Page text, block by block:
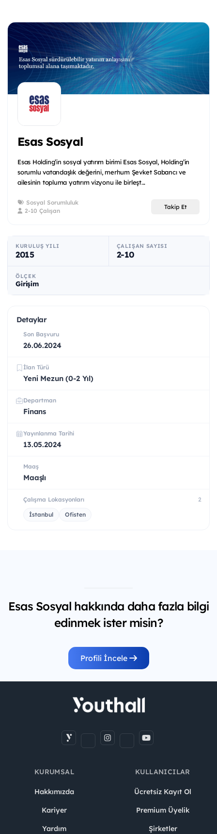
Esas Sosyal
Esas Holding’in sosyal yatırım birimi Esas Sosyal, Holding’in
sorumlu vatandaşlık değerini, merhum Şevket Sabancı ve
ailesinin topluma yatırım vizyonu ile birleşt...
Sosyal Sorumluluk
2-10 Çalışan
Takip Et
KURULUŞ YILI
2015
ÇALIŞAN SAYISI
2-10
ÖLÇEK
Girişim
Detaylar
Son Başvuru
26.06.2024
İlan Türü
Yeni Mezun (0-2 Yıl)
Departman
Finans
Yayınlanma Tarihi
13.05.2024
Maaş
Maaşlı
Çalışma Lokasyonları 2
İstanbul Ofisten
Esas Sosyal hakkında daha fazla bilgi
edinmek ister misin?
Profili İncele
KURUMSAL
Hakkımızda
Kariyer
Yardım
KULLANICILAR
Ücretsiz Kayıt Ol
Premium Üyelik
Şirketler